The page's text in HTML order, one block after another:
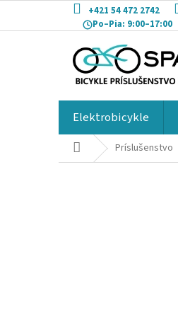
obsah
+421 54 472 2742
Po–Pia: 9:00–17:00
Elektrobicykle
DomovPríslušenstvo